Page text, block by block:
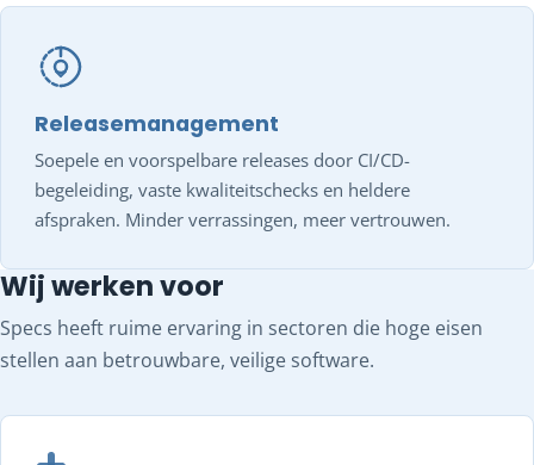
Releasemanagement
Soepele en voorspelbare releases door CI/CD-
begeleiding, vaste kwaliteitschecks en heldere
afspraken. Minder verrassingen, meer vertrouwen.
Wij werken voor
Specs heeft ruime ervaring in sectoren die hoge eisen
stellen aan betrouwbare, veilige software.